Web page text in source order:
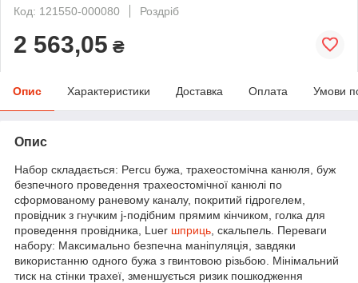
Код: 121550-000080
Роздріб
2 563,05 ₴
Опис Характеристики Доставка Оплата Умови
Опис
Набор складається: Percu бужа, трахеостомічна канюля, буж
безпечного проведення трахеостомічної канюлі по
сформованому раневому каналу, покритий гідрогелем,
провідник з гнучким j-подібним прямим кінчиком, голка для
проведення провідника, Luer шприць , скальпель. Переваги
набору: Максимально безпечна маніпуляція, завдяки
використанню одного бужа з гвинтовою різьбою. Мінімальний
тиск на стінки трахеї, зменшується ризик пошкодження